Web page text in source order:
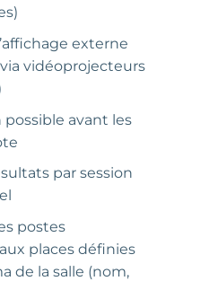
externe
vidéoprojecteurs
possible avant les
par session
postes
places définies
de la salle (nom,